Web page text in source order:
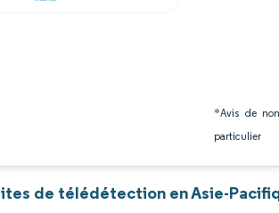
*Avis de
particulier
de télédétection en Asie-